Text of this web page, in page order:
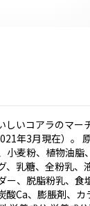
しいコアラのマー
年3月現在）。
麦粉、植物油脂
、乳糖、全粉乳、
ー、脱脂粉乳、食
酸Ca、膨脹剤、